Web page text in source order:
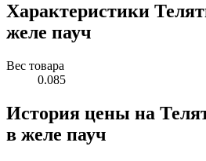
Характеристики
желе пауч
Вес товара
0.085
История цены на
в желе пауч